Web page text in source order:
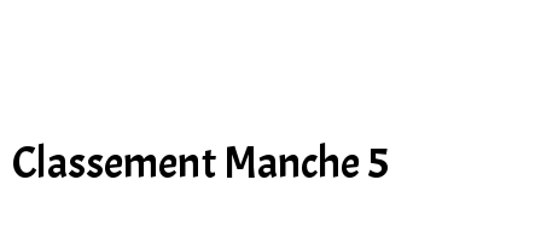
Classement Manche 5